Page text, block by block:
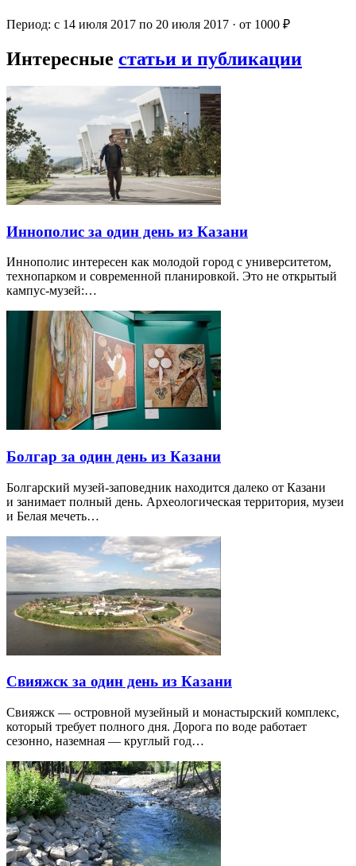
Период: с 14 июля 2017 по 20 июля 2017 · от 1000 ₽
Интересные статьи и публикации
Иннополис за один день из Казани
Иннополис интересен как молодой город с университетом,
технопарком и современной планировкой. Это не открытый
кампус-музей:…
Болгар за один день из Казани
Болгарский музей-заповедник находится далеко от Казани
и занимает полный день. Археологическая территория, музеи
и Белая мечеть…
Свияжск за один день из Казани
Свияжск — островной музейный и монастырский комплекс,
который требует полного дня. Дорога по воде работает
сезонно, наземная — круглый год…